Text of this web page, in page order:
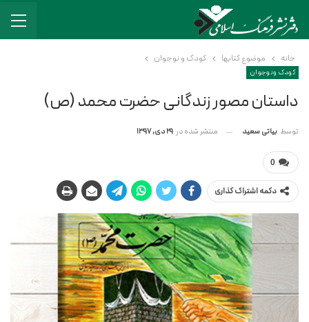
خانه موضوع کتابها کودک و نوجوان
کودک و نوجوان
داستان مصور زندگانی حضرت محمد (ص)
توسط بیاتی سعید منتشر شده در 29 دی, 1397
0
دکمه اشتراک گذاری